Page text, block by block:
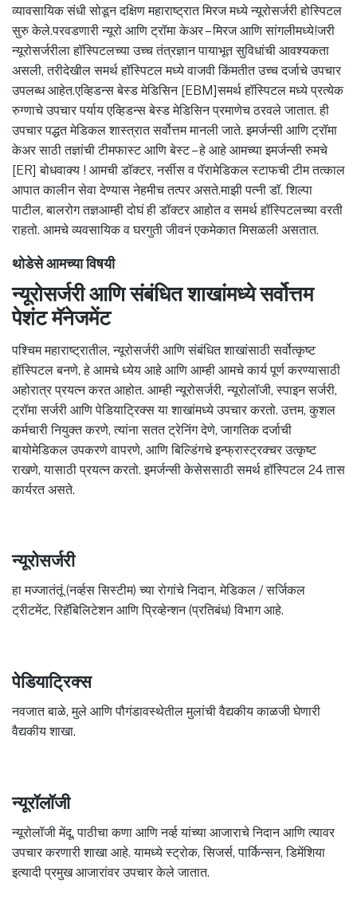
व्यावसायिक संधी सोडून दक्षिण महाराष्ट्रात मिरज मध्ये न्यूरोसर्जरी होस्पिटल
सुरु केले.परवडणारी न्यूरो आणि ट्रॉमा केअर – मिरज आणि सांगलीमध्ये!जरी
न्यूरोसर्जरीला हॉस्पिटलच्या उच्च तंत्रज्ञान पायाभूत सुविधांची आवश्यकता
असली, तरीदेखील समर्थ हॉस्पिटल मध्ये वाजवी किंमतीत उच्च दर्जाचे उपचार
उपलब्ध आहेत.एव्हिडन्स बेस्ड मेडिसिन [EBM]समर्थ हॉस्पिटल मध्ये प्रत्येक
रुग्णाचे उपचार पर्याय एव्हिडन्स बेस्ड मेडिसिन प्रमाणेच ठरवले जातात. ही
उपचार पद्धत मेडिकल शास्त्रात सर्वोत्तम मानली जाते. इमर्जन्सी आणि ट्रॉमा
केअर साठी तज्ञांची टीमफास्ट आणि बेस्ट – हे आहे आमच्या इमर्जन्सी रुमचे
[ER] बोधवाक्य ! आमची डॉक्टर, नर्सीस व पॅरामेडिकल स्टाफची टीम तत्काल
आपात कालीन सेवा देण्यास नेहमीच तत्पर असते.माझी पत्नी डॉ. शिल्पा
पाटील, बालरोग तज्ञआम्ही दोघं ही डॉक्टर आहोत व समर्थ हॉस्पिटलच्या वरती
राहतो. आमचे व्यवसायिक व घरगुती जीवनं एकमेकात मिसळली असतात.
थोडेसे आमच्या विषयी
न्यूरोसर्जरी आणि संबंधित शाखांमध्ये सर्वोत्तम
पेशंट मॅनेजमेंट
पश्चिम महाराष्ट्रातील, न्यूरोसर्जरी आणि संबंधित शाखांसाठी सर्वोत्कृष्ट
हॉस्पिटल बनणे, हे आमचे ध्येय आहे आणि आम्ही आमचे कार्य पूर्ण करण्यासाठी
अहोरात्र प्रयत्न करत आहोत. आम्ही न्यूरोसर्जरी, न्यूरोलॉजी, स्पाइन सर्जरी,
ट्रॉमा सर्जरी आणि पेडियाट्रिक्स या शाखांमध्ये उपचार करतो. उत्तम, कुशल
कर्मचारी नियुक्त करणे, त्यांना सतत ट्रेनिंग देणे, जागतिक दर्जाची
बायोमेडिकल उपकरणे वापरणे, आणि बिल्डिंगचे इन्फ्रास्ट्रक्चर उत्कृष्ट
राखणे, यासाठी प्रयत्न करतो. इमर्जन्सी केसेससाठी समर्थ हॉस्पिटल 24 तास
कार्यरत असते.
न्यूरोसर्जरी
हा मज्जातंतूं (नर्व्हस सिस्टीम) च्या रोगांचे निदान, मेडिकल / सर्जिकल
ट्रीटमेंट, रिहॅबिलिटेशन आणि प्रिव्हेन्शन (प्रतिबंध) विभाग आहे.
पेडियाट्रिक्स
नवजात बाळे, मुले आणि पौगंडावस्थेतील मुलांची वैद्यकीय काळजी घेणारी
वैद्यकीय शाखा.
न्यूरॉलॉजी
न्यूरोलॉजी मेंदू, पाठीचा कणा आणि नर्व्ह यांच्या आजाराचे निदान आणि त्यावर
उपचार करणारी शाखा आहे. यामध्ये स्ट्रोक, सिजर्स, पार्किन्सन, डिमेंशिया
इत्यादी प्रमुख आजारांवर उपचार केले जातात.